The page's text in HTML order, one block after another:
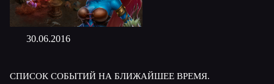
30.06.2016
СПИСОК СОБЫТИЙ НА БЛИЖАЙШЕЕ ВРЕМЯ.